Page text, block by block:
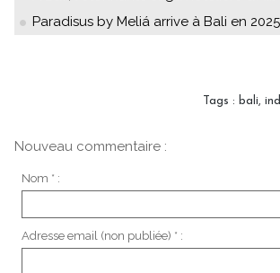
Paradisus by Meliá arrive à Bali en 2025
Tags : bali,
Nouveau commentaire :
Nom * :
Adresse email (non publiée) * :